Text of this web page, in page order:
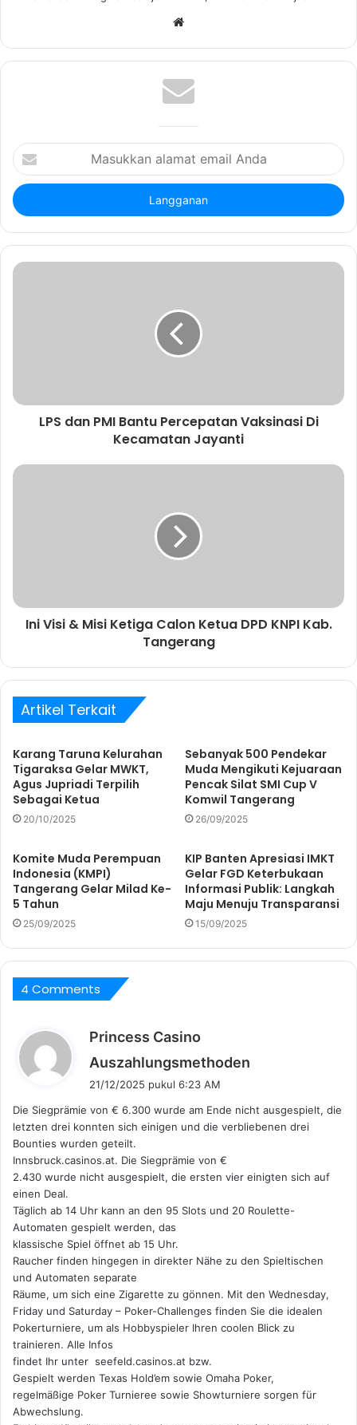
Website
Masukkan
alamat
email
Anda
LPS dan PMI Bantu Percepatan Vaksinasi Di
Kecamatan Jayanti
Ini Visi & Misi Ketiga Calon Ketua DPD KNPI Kab.
Tangerang
Artikel Terkait
Karang Taruna Kelurahan
Tigaraksa Gelar MWKT,
Agus Jupriadi Terpilih
Sebagai Ketua
20/10/2025
Sebanyak 500 Pendekar
Muda Mengikuti Kejuaraan
Pencak Silat SMI Cup V
Komwil Tangerang
26/09/2025
Komite Muda Perempuan
Indonesia (KMPI)
Tangerang Gelar Milad Ke-
5 Tahun
25/09/2025
KIP Banten Apresiasi IMKT
Gelar FGD Keterbukaan
Informasi Publik: Langkah
Maju Menuju Transparansi
15/09/2025
4 Comments
Princess Casino
Auszahlungsmethoden
k
a
21/12/2025 pukul 6:23 AM
Die Siegprämie von € 6.300 wurde am Ende nicht ausgespielt, die
letzten drei konnten sich einigen und die verbliebenen drei
Bounties wurden geteilt.
Innsbruck.casinos.at. Die Siegprämie von €
2.430 wurde nicht ausgespielt, die ersten vier einigten sich auf
einen Deal.
Täglich ab 14 Uhr kann an den 95 Slots und 20 Roulette-
Automaten gespielt werden, das
klassische Spiel öffnet ab 15 Uhr.
Raucher finden hingegen in direkter Nähe zu den Spieltischen
und Automaten separate
Räume, um sich eine Zigarette zu gönnen. Mit den Wednesday,
Friday und Saturday – Poker-Challenges finden Sie die idealen
Pokerturniere, um als Hobbyspieler Ihren coolen Blick zu
trainieren. Alle Infos
findet Ihr unter seefeld.casinos.at bzw.
Gespielt werden Texas Hold’em sowie Omaha Poker,
regelmäßige Poker Turnieree sowie Showturniere sorgen für
Abwechslung.